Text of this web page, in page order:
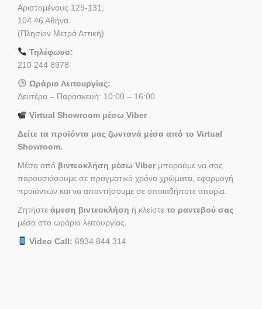
Αριστομένους 129-131,
104 46 Αθήνα
(Πλησίον Μετρό Αττική)
Τηλέφωνο:
210 244 8978
Ωράριο Λειτουργίας:
Δευτέρα – Παρασκευή: 10:00 – 16:00
Virtual Showroom μέσω Viber
Δείτε τα προϊόντα μας ζωντανά μέσα από το Virtual
Showroom.
Μέσα από βιντεοκλήση μέσω Viber μπορούμε να σας
παρουσιάσουμε σε πραγματικό χρόνο χρώματα, εφαρμογή
προϊόντων και να απαντήσουμε σε οποιαδήποτε απορία.
Ζητήστε άμεση βιντεοκλήση ή κλείστε το ραντεβού σας
μέσα στο ωράριο λειτουργίας.
Video Call: 6934 844 314